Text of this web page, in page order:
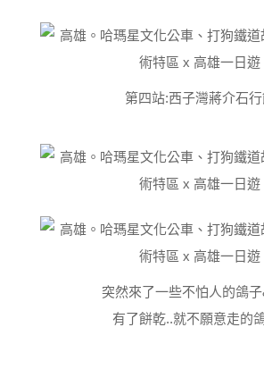
第四站:西子灣蔣介石
突然來了一些不怕人的鴿
有了餅乾..就不願意走的